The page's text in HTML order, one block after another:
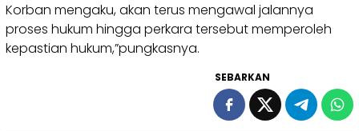
Korban mengaku, akan terus mengawal jalannya
proses hukum hingga perkara tersebut memperoleh
kepastian hukum,”pungkasnya.
SEBARKAN